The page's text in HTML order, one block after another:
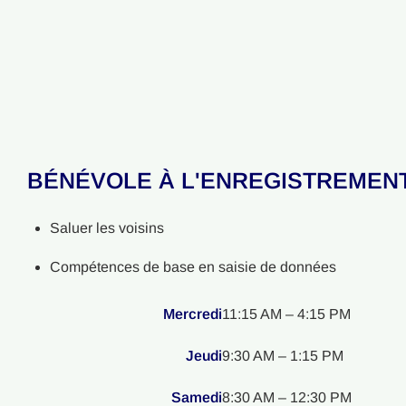
BÉNÉVOLE À
Saluer les voisins
Compétences de base en saisie de données
Mercredi11:15 AM – 4:15 PM
Jeudi9:30 AM – 1:15 PM
Samedi8:30 AM – 12:30 PM